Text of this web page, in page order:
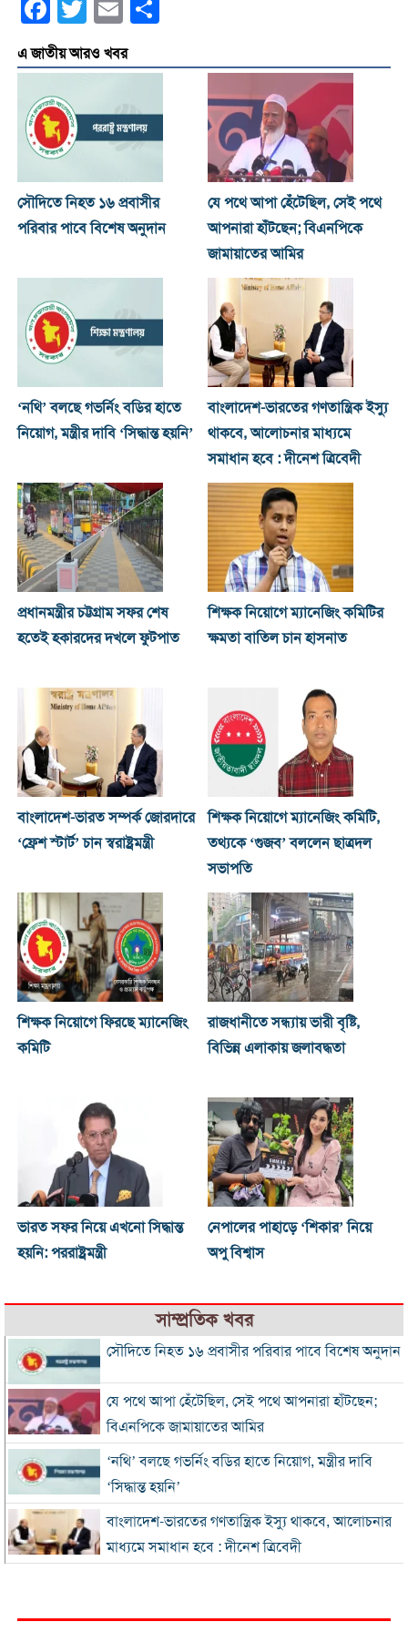
Facebook
Twitter Email
এ জাতীয় আরও খবর
সৌদিতে নিহত ১৬ প্রবাসীর
পরিবার পাবে বিশেষ অনুদান
যে পথে আপা হেঁটেছিল, সেই পথে
আপনারা হাঁটছেন; বিএনপিকে
জামায়াতের আমির
‘নথি’ বলছে গভর্নিং বডির হাতে
নিয়োগ, মন্ত্রীর দাবি ‘সিদ্ধান্ত হয়নি’
বাংলাদেশ-ভারতের গণতান্ত্রিক ইস্যু
থাকবে, আলোচনার মাধ্যমে
সমাধান হবে : দীনেশ ত্রিবেদী
প্রধানমন্ত্রীর চট্টগ্রাম সফর শেষ
হতেই হকারদের দখলে ফুটপাত
শিক্ষক নিয়োগে ম্যানেজিং কমিটির
ক্ষমতা বাতিল চান হাসনাত
বাংলাদেশ-ভারত সম্পর্ক জোরদারে
‘ফ্রেশ স্টার্ট’ চান স্বরাষ্ট্রমন্ত্রী
শিক্ষক নিয়োগে ম্যানেজিং কমিটি,
তথ্যকে ‘গুজব’ বললেন ছাত্রদল
সভাপতি
শিক্ষক নিয়োগে ফিরছে ম্যানেজিং
কমিটি
রাজধানীতে সন্ধ্যায় ভারী বৃষ্টি,
বিভিন্ন এলাকায় জলাবদ্ধতা
ভারত সফর নিয়ে এখনো সিদ্ধান্ত
হয়নি: পররাষ্ট্রমন্ত্রী
নেপালের পাহাড়ে ‘শিকার’ নিয়ে
অপু বিশ্বাস
সাম্প্রতিক খবর
সৌদিতে নিহত ১৬ প্রবাসীর পরিবার পাবে বিশেষ অনুদান
যে পথে আপা হেঁটেছিল, সেই পথে আপনারা হাঁটছেন;
বিএনপিকে জামায়াতের আমির
‘নথি’ বলছে গভর্নিং বডির হাতে নিয়োগ, মন্ত্রীর দাবি
‘সিদ্ধান্ত হয়নি’
বাংলাদেশ-ভারতের গণতান্ত্রিক ইস্যু থাকবে, আলোচনার
মাধ্যমে সমাধান হবে : দীনেশ ত্রিবেদী